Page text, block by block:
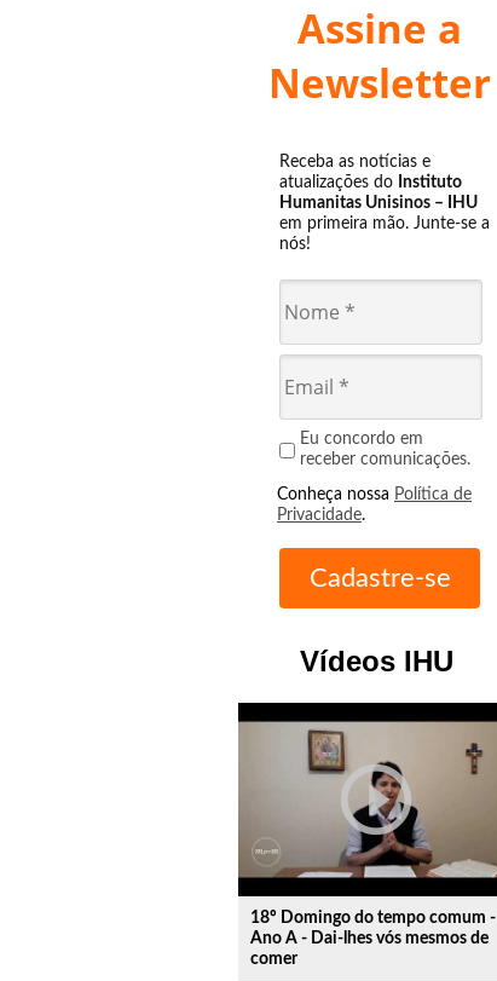
Assine a
Newsletter
Receba as notícias e
atualizações do Instituto
Humanitas Unisinos – IHU
em primeira mão. Junte-se a
nós!
Eu concordo em
receber comunicações.
Conheça nossa Política de
Privacidade.
Vídeos IHU
play_circle_outline
18º Domingo do tempo comum -
Ano A - Dai-lhes vós mesmos de
comer